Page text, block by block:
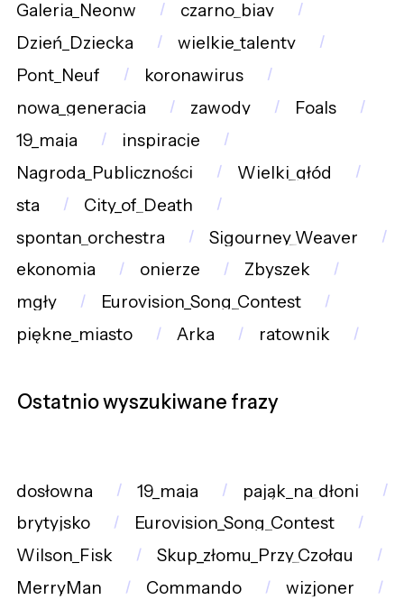
Galeria_Neonw
czarno_biay
Dzień_Dziecka
wielkie_talenty
Pont_Neuf
koronawirus
nowa_generacja
zawody
Foals
19_maja
inspiracje
Nagroda_Publiczności
Wielki_głód
sta
City_of_Death
spontan_orchestra
Sigourney_Weaver
ekonomia
onierze
Zbyszek
mgły
Eurovision_Song_Contest
piękne_miasto
Arka ratownik
Ostatnio wyszukiwane frazy
dosłowna 19_maja
pająk_na_dłoni
brytyjsko
Eurovision_Song_Contest
Wilson_Fisk
Skup_złomu_Przy_Czołgu
MerryMan
Commando
wizjoner